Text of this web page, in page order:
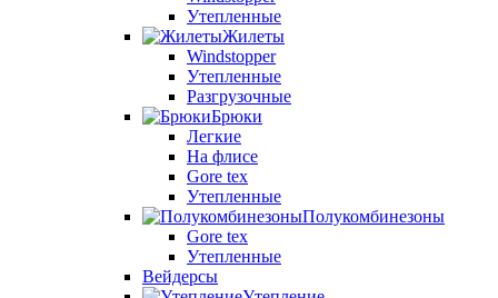
Утепленные
Жилеты
Windstopper
Утепленные
Разгрузочные
Брюки
Легкие
На флисе
Gore tex
Утепленные
Полукомбинезоны
Gore tex
Утепленные
Вейдерсы